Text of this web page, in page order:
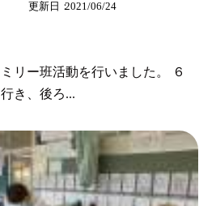
更新日 2021/06/24
リー班活動を行いました。 ６
き、後ろ...